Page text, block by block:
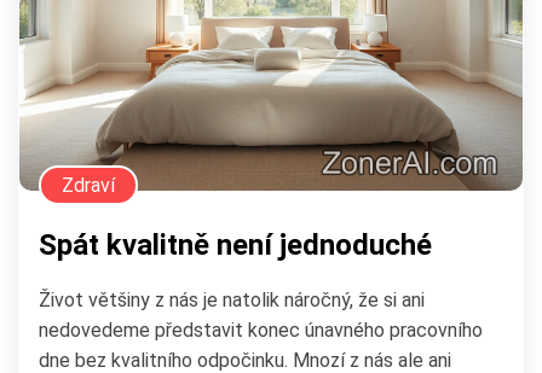
Zdraví
Spát kvalitně není jednoduché
Život většiny z nás je natolik náročný, že si ani
nedovedeme představit konec únavného pracovního
dne bez kvalitního odpočinku. Mnozí z nás ale ani